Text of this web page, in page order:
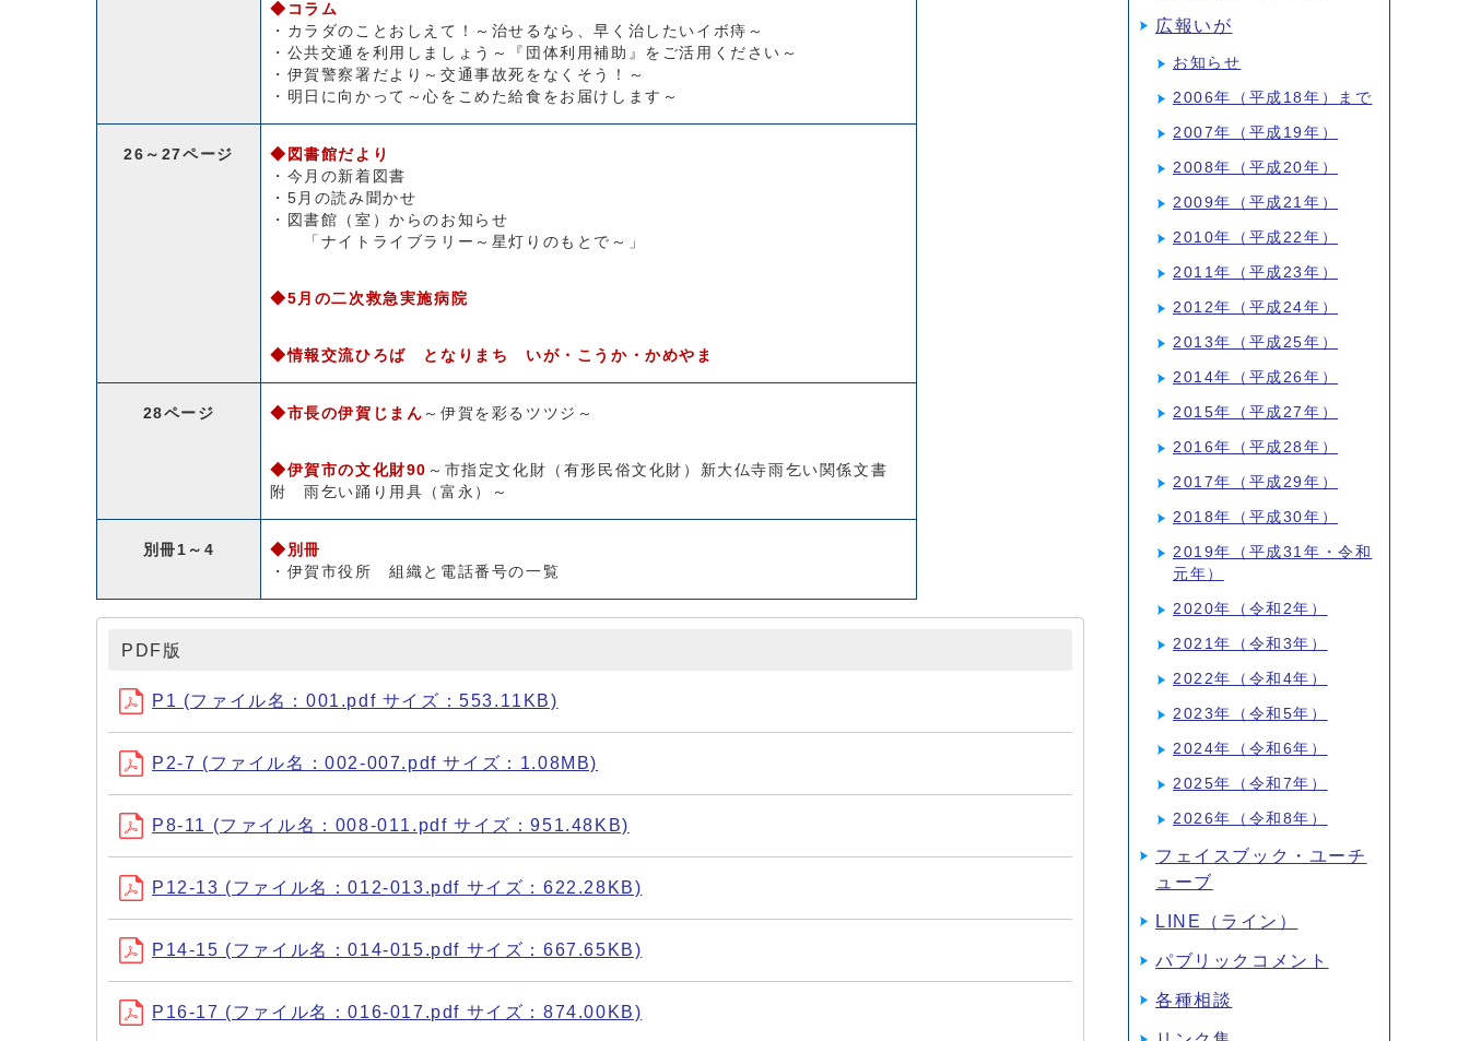
◆コラム
・カラダのことおしえて！～治せるなら、早く治したいイボ痔～
・公共交通を利用しましょう～『団体利用補助』をご活用ください～
・伊賀警察署だより～交通事故死をなくそう！～
・明日に向かって～心をこめた給食をお届けします～
26～27ページ
◆図書館だより
・今月の新着図書
・5月の読み聞かせ
・図書館（室）からのお知らせ
「ナイトライブラリー～星灯りのもとで～」
◆5月の二次救急実施病院
◆情報交流ひろば となりまち いが・こうか・かめやま
28ページ ◆市長の伊賀じまん ～伊賀を彩るツツジ～
◆伊賀市の文化財90 ～市指定文化財（有形民俗文化財）新大仏寺雨乞い関係文書
附 雨乞い踊り用具（富永）～
別冊1～4
◆別冊
・伊賀市役所 組織と電話番号の一覧
PDF版
P1 (ファイル名：001.pdf サイズ：553.11KB)
P2-7 (ファイル名：002-007.pdf サイズ：1.08MB)
P8-11 (ファイル名：008-011.pdf サイズ：951.48KB)
P12-13 (ファイル名：012-013.pdf サイズ：622.28KB)
P14-15 (ファイル名：014-015.pdf サイズ：667.65KB)
P16-17 (ファイル名：016-017.pdf サイズ：874.00KB)
広報いが
お知らせ
2006年（平成18年）まで
2007年（平成19年）
2008年（平成20年）
2009年（平成21年）
2010年（平成22年）
2011年（平成23年）
2012年（平成24年）
2013年（平成25年）
2014年（平成26年）
2015年（平成27年）
2016年（平成28年）
2017年（平成29年）
2018年（平成30年）
2019年（平成31年・令和
元年）
2020年（令和2年）
2021年（令和3年）
2022年（令和4年）
2023年（令和5年）
2024年（令和6年）
2025年（令和7年）
2026年（令和8年）
フェイスブック・ユーチ
ューブ
LINE（ライン）
パブリックコメント
各種相談